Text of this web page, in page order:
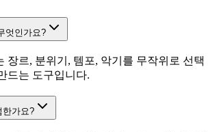
엇인가요?
장르, 분위기, 템포, 악기를 무작위로 선택
드는 도구입니다.
한가요?